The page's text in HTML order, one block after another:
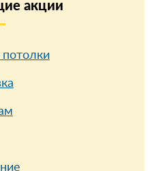
акции
потолки